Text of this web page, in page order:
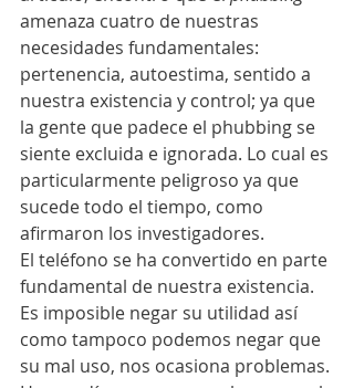
amenaza cuatro de nuestras
necesidades fundamentales:
pertenencia, autoestima, sentido a
nuestra existencia y control; ya que
la gente que padece el phubbing se
siente excluida e ignorada. Lo cual es
particularmente peligroso ya que
sucede todo el tiempo, como
afirmaron los investigadores.
El teléfono se ha convertido en parte
fundamental de nuestra existencia.
Es imposible negar su utilidad así
como tampoco podemos negar que
su mal uso, nos ocasiona problemas.